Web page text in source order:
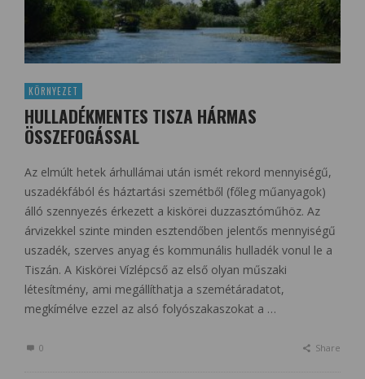
KÖRNYEZET
HULLADÉKMENTES TISZA HÁRMAS
ÖSSZEFOGÁSSAL
Az elmúlt hetek árhullámai után ismét rekord mennyiségű,
uszadékfából és háztartási szemétből (főleg műanyagok)
álló szennyezés érkezett a kiskörei duzzasztóműhöz. Az
árvizekkel szinte minden esztendőben jelentős mennyiségű
uszadék, szerves anyag és kommunális hulladék vonul le a
Tiszán. A Kiskörei Vízlépcső az első olyan műszaki
létesítmény, ami megállíthatja a szemétáradatot,
megkímélve ezzel az alsó folyószakaszokat a …
0 Share